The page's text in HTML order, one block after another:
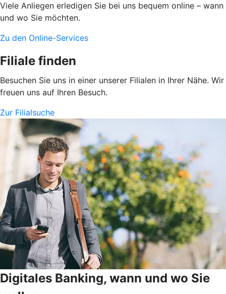
Viele Anliegen erledigen Sie bei uns bequem online – wann
und wo Sie möchten.
Zu den Online-Services
Filiale finden
Besuchen Sie uns in einer unserer Filialen in Ihrer Nähe. Wir
freuen uns auf Ihren Besuch.
Zur Filialsuche
Digitales Banking, wann und wo Sie